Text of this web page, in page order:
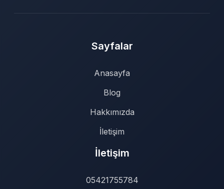
Sayfalar
Anasayfa
Blog
Hakkımızda
İletişim
İletişim
05421755784